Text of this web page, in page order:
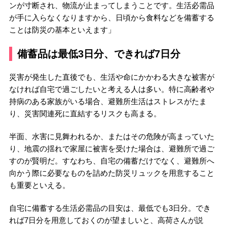
ンが寸断され、物流が止まってしまうことです。生活必需品
が手に入らなくなりますから、日頃から食料などを備蓄する
ことは防災の基本といえます」
備蓄品は最低3日分、できれば7日分
災害が発生した直後でも、生活や命にかかわる大きな被害が
なければ自宅で過ごしたいと考える人は多い。特に高齢者や
持病のある家族がいる場合、避難所生活はストレスがたま
り、災害関連死に直結するリスクも高まる。
半面、水害に見舞われるか、またはその危険が高まっていた
り、地震の揺れで家屋に被害を受けた場合は、避難所で過ご
すのが賢明だ。すなわち、自宅の備蓄だけでなく、避難所へ
向かう際に必要なものを詰めた防災リュックを用意すること
も重要といえる。
自宅に備蓄する生活必需品の目安は、最低でも3日分。でき
れば7日分を用意しておくのが望ましいと、高荷さんが説